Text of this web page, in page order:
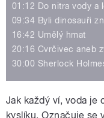
01:12 Do nitra vody a
09:34 Byli dinosauři
16:42 Umělý hmat
20:16 Cvrčivec aneb
30:00 Sherlock
Jak každý ví, voda je
kyslíku. Označuje se